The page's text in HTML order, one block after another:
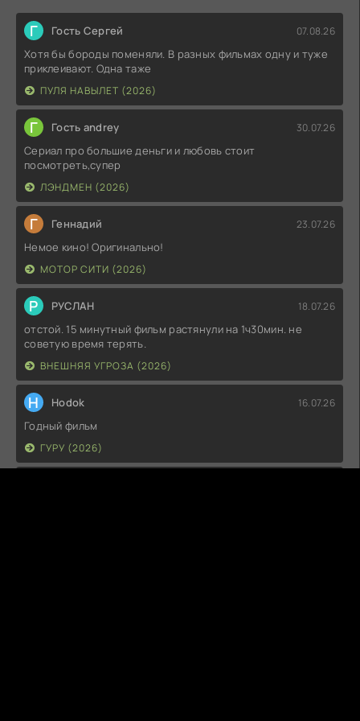
Г Гость Сергей 07.08.26
Хотя бы бороды поменяли. В разных фильмах одну и туже
приклеивают. Одна таже
ПУЛЯ НАВЫЛЕТ (2026)
Г Гость andrey 30.07.26
Сериал про большие деньги и любовь стоит
посмотреть,супер
ЛЭНДМЕН (2026)
Г Геннадий 23.07.26
Немое кино! Оригинально!
МОТОР СИТИ (2026)
Р РУСЛАН 18.07.26
отстой. 15 минутный фильм растянули на 1ч30мин. не
советую время терять.
ВНЕШНЯЯ УГРОЗА (2026)
H Hodok 16.07.26
Годный фильм
ГУРУ (2026)